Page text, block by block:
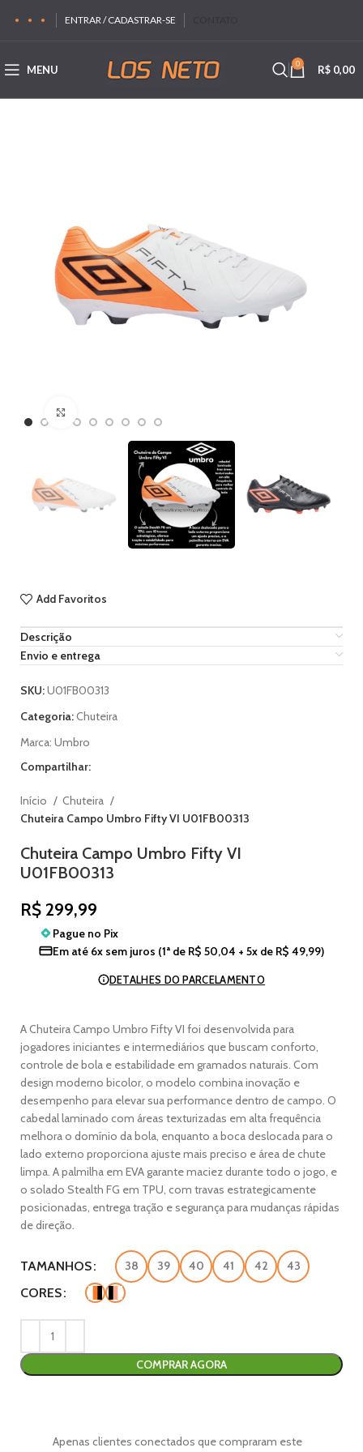
ENTRAR / CADASTRAR-SE
MENU 0 R$ 0,00
Add Favoritos
Descrição
Envio e entrega
SKU:U01FB00313
Categoria:Chuteira
Marca: Umbro
Compartilhar:
Início
Chuteira
Chuteira Campo Umbro Fifty VI U01FB00313
Chuteira Campo Umbro Fifty VI
U01FB00313
R$ 299,99
Pague no Pix
Em até 6x sem juros (1ª de R$ 50,04 + 5x de R$ 49,99)
DETALHES DO PARCELAMENTO
A Chuteira Campo Umbro Fifty VI foi desenvolvida para
jogadores iniciantes e intermediários que buscam conforto,
controle de bola e estabilidade em gramados naturais. Com
design moderno bicolor, o modelo combina inovação e
desempenho para elevar sua performance dentro de campo. O
cabedal laminado com áreas texturizadas em alta frequência
melhora o domínio da bola, enquanto a boca deslocada para o
lado externo proporciona ajuste mais preciso e área de chute
limpa. A palmilha em EVA garante maciez durante todo o jogo, e
o solado Stealth FG em TPU, com travas estrategicamente
posicionadas, entrega tração e segurança para mudanças rápidas
de direção.
TAMANHOS 38 39 40 41 42 43
CORES
COMPRAR AGORA
Apenas clientes conectados que compraram este